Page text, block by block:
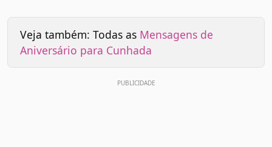
Veja também: Todas as Mensagens de
Aniversário para Cunhada